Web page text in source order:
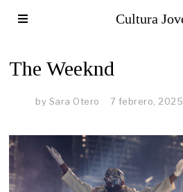
Cultura
The Weeknd
by Sara Otero 7 febrero, 2025